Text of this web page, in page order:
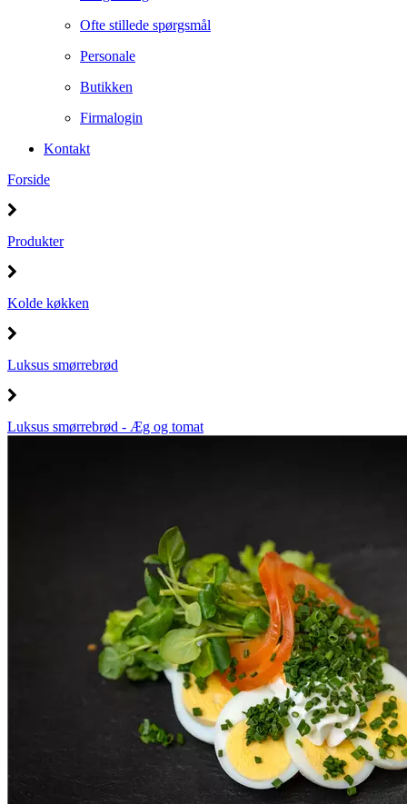
Ofte stillede spørgsmål
Personale
Butikken
Firmalogin
Kontakt
Forside
Produkter
Kolde køkken
Luksus smørrebrød
Luksus smørrebrød - Æg og tomat